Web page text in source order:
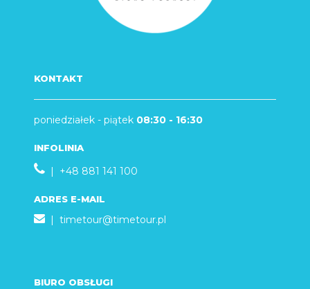
KONTAKT
poniedziałek - piątek 08:30 - 16:30
INFOLINIA
| +48 881 141 100
ADRES E-MAIL
| timetour@timetour.pl
BIURO OBSŁUGI